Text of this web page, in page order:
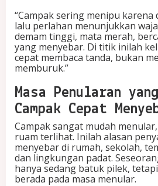
“Campak sering menipu
lalu perlahan menunjukkan
demam tinggi, mata merah,
yang menyebar. Di titik inilah
cepat membaca tanda, bukan
memburuk.”
Masa Penularan
Campak Cepat
Campak sangat mudah
ruam terlihat. Inilah alasan
menyebar di rumah, sekolah,
dan lingkungan padat.
hanya sedang batuk pilek,
berada pada masa menular.